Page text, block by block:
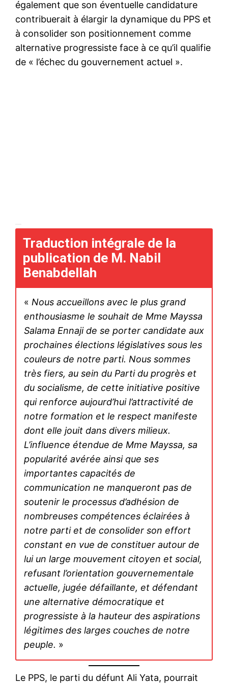
également que son éventuelle candidature
contribuerait à élargir la dynamique du PPS et
à consolider son positionnement comme
alternative progressiste face à ce qu’il qualifie
de « l’échec du gouvernement actuel ».
Traduction intégrale de la
publication de M. Nabil
Benabdellah
« Nous accueillons avec le plus grand
enthousiasme le souhait de Mme Mayssa
Salama Ennaji de se porter candidate aux
prochaines élections législatives sous les
couleurs de notre parti. Nous sommes
très fiers, au sein du Parti du progrès et
du socialisme, de cette initiative positive
qui renforce aujourd’hui l’attractivité de
notre formation et le respect manifeste
dont elle jouit dans divers milieux.
L’influence étendue de Mme Mayssa, sa
popularité avérée ainsi que ses
importantes capacités de
communication ne manqueront pas de
soutenir le processus d’adhésion de
nombreuses compétences éclairées à
notre parti et de consolider son effort
constant en vue de constituer autour de
lui un large mouvement citoyen et social,
refusant l’orientation gouvernementale
actuelle, jugée défaillante, et défendant
une alternative démocratique et
progressiste à la hauteur des aspirations
légitimes des larges couches de notre
peuple. »
Le PPS, le parti du défunt Ali Yata, pourrait